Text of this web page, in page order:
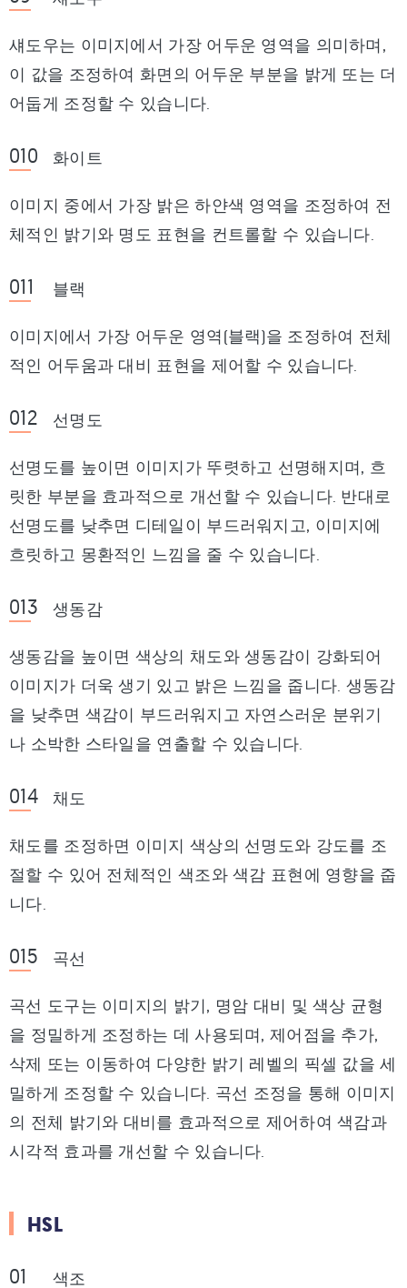
섀도우는 이미지에서 가장 어두운 영역을 의미하며,
이 값을 조정하여 화면의 어두운 부분을 밝게 또는 더
어둡게 조정할 수 있습니다.
화이트
이미지 중에서 가장 밝은 하얀색 영역을 조정하여 전
체적인 밝기와 명도 표현을 컨트롤할 수 있습니다.
블랙
이미지에서 가장 어두운 영역(블랙)을 조정하여 전체
적인 어두움과 대비 표현을 제어할 수 있습니다.
선명도
선명도를 높이면 이미지가 뚜렷하고 선명해지며, 흐
릿한 부분을 효과적으로 개선할 수 있습니다. 반대로
선명도를 낮추면 디테일이 부드러워지고, 이미지에
흐릿하고 몽환적인 느낌을 줄 수 있습니다.
생동감
생동감을 높이면 색상의 채도와 생동감이 강화되어
이미지가 더욱 생기 있고 밝은 느낌을 줍니다. 생동감
을 낮추면 색감이 부드러워지고 자연스러운 분위기
나 소박한 스타일을 연출할 수 있습니다.
채도
채도를 조정하면 이미지 색상의 선명도와 강도를 조
절할 수 있어 전체적인 색조와 색감 표현에 영향을 줍
니다.
곡선
곡선 도구는 이미지의 밝기, 명암 대비 및 색상 균형
을 정밀하게 조정하는 데 사용되며, 제어점을 추가,
삭제 또는 이동하여 다양한 밝기 레벨의 픽셀 값을 세
밀하게 조정할 수 있습니다. 곡선 조정을 통해 이미지
의 전체 밝기와 대비를 효과적으로 제어하여 색감과
시각적 효과를 개선할 수 있습니다.
HSL
색조